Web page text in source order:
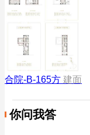
合院-B-165方 建面
你问我答